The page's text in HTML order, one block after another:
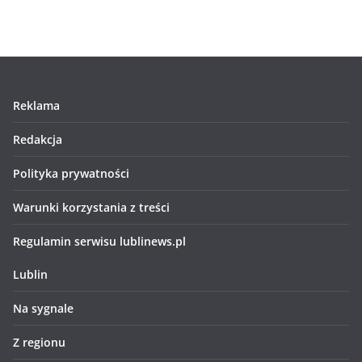
Reklama
Redakcja
Polityka prywatności
Warunki korzystania z treści
Regulamin serwisu lublinews.pl
Lublin
Na sygnale
Z regionu